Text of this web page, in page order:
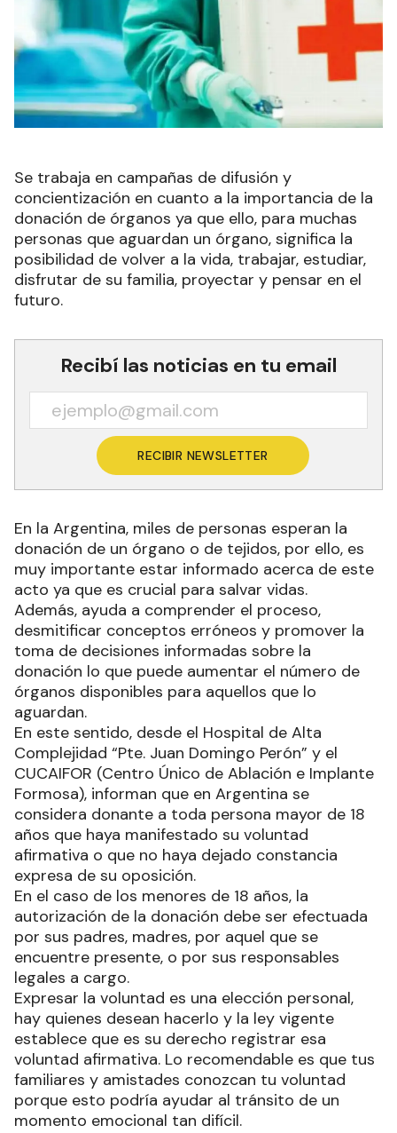
Se trabaja en campañas de difusión y
concientización en cuanto a la importancia de la
donación de órganos ya que ello, para muchas
personas que aguardan un órgano, significa la
posibilidad de volver a la vida, trabajar, estudiar,
disfrutar de su familia, proyectar y pensar en el
futuro.
Recibí las noticias en tu email
RECIBIR NEWSLETTER
En la Argentina, miles de personas esperan la
donación de un órgano o de tejidos, por ello, es
muy importante estar informado acerca de este
acto ya que es crucial para salvar vidas.
Además, ayuda a comprender el proceso,
desmitificar conceptos erróneos y promover la
toma de decisiones informadas sobre la
donación lo que puede aumentar el número de
órganos disponibles para aquellos que lo
aguardan.
En este sentido, desde el Hospital de Alta
Complejidad “Pte. Juan Domingo Perón” y el
CUCAIFOR (Centro Único de Ablación e Implante
Formosa), informan que en Argentina se
considera donante a toda persona mayor de 18
años que haya manifestado su voluntad
afirmativa o que no haya dejado constancia
expresa de su oposición.
En el caso de los menores de 18 años, la
autorización de la donación debe ser efectuada
por sus padres, madres, por aquel que se
encuentre presente, o por sus responsables
legales a cargo.
Expresar la voluntad es una elección personal,
hay quienes desean hacerlo y la ley vigente
establece que es su derecho registrar esa
voluntad afirmativa. Lo recomendable es que tus
familiares y amistades conozcan tu voluntad
porque esto podría ayudar al tránsito de un
momento emocional tan difícil.